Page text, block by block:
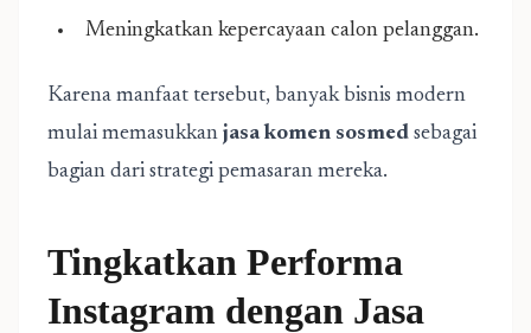
Meningkatkan kepercayaan calon pelanggan.
Karena manfaat tersebut, banyak bisnis modern
mulai memasukkan jasa komen sosmed sebagai
bagian dari strategi pemasaran mereka.
Tingkatkan Performa
Instagram dengan Jasa